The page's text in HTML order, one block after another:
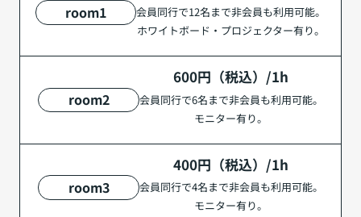
room1
会員同行で12名まで非会員も利用可能。
ホワイトボード・プロジェクター有り。
room2
600円（税込）/1h
会員同行で6名まで非会員も利用可能。
モニター有り。
room3
400円（税込）/1h
会員同行で4名まで非会員も利用可能。
モニター有り。